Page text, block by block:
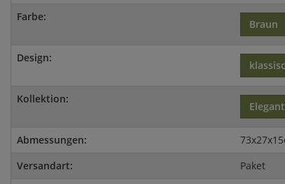
Farbe:
Braun
Design:
Kollektion:
Abmessungen:
Versandart:
Paket